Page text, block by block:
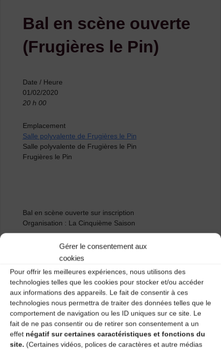
Gérer le consentement aux
cookies
Pour offrir les meilleures expériences, nous utilisons des
technologies telles que les cookies pour stocker et/ou accéder
aux informations des appareils. Le fait de consentir à ces
technologies nous permettra de traiter des données telles que le
comportement de navigation ou les ID uniques sur ce site. Le
fait de ne pas consentir ou de retirer son consentement a un
effet négatif sur certaines caractéristiques et fonctions du
site. (Certaines vidéos, polices de caractères et autre médias
Bal en scène ouverte
(Frugières le Pin)
Date / Heure
01/02/2020
20 h 00
Emplacement
Salle polyvalente de Frugières le Pin
Salle polyvalente de Frugières le Pin
Frugières le Pin
Bal en scène ouverte sur inscription
Organisation : La Cinquième Saison
Renseignements : 06 60 73 85 87 – 06 88 43 01 12
Catégories
Agenda
Atelier & spectacle « Chatouille » de Sébastien
Guerrier (Chadrac)